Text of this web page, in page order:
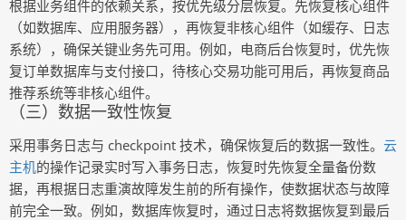
根据业务组件的依赖关系，按优先级分层恢复。先恢复核心组件
（如数据库、应用服务器），再恢复非核心组件（如缓存、日志
系统），确保关键业务先可用。例如，电商后台恢复时，优先恢
复订单数据库与支付接口，待核心交易功能可用后，再恢复商品
推荐系统等非核心组件。
（三）数据一致性恢复
采用事务日志与 checkpoint 技术，确保恢复后的数据一致性。 云
主机的操作记录实时写入事务日志，恢复时先恢复全量备份数
据，再根据日志重演故障发生前的所有操作，使数据状态与故障
前完全一致。例如，数据库恢复时，通过日志将数据恢复到最后